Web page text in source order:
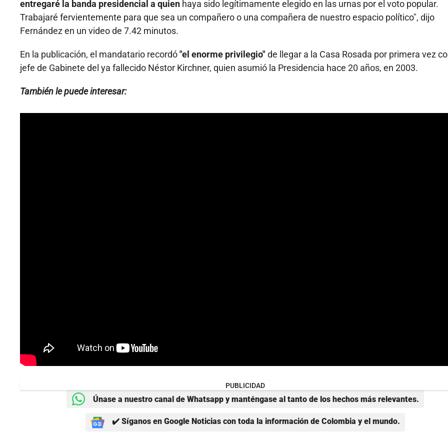
entregaré la banda presidencial a quien haya sido legítimamente elegido en las urnas por el voto popular.
Trabajaré fervientemente para que sea un compañero o una compañera de nuestro espacio político", dijo
Fernández en un video de 7.42 minutos.
En la publicación, el mandatario recordó"el enorme privilegio"de llegar a la Casa Rosada por primera vez
jefe de Gabinete del ya fallecido Néstor Kirchner, quien asumió la Presidencia hace 20 años, en 2003.
También le puede interesar:
PUBLICIDAD
Únase a nuestro canal de Whatsapp y manténgase al tanto de los hechos más relevantes.
✔️ Síganos en Google Noticias con toda la información de Colombia y el mundo.